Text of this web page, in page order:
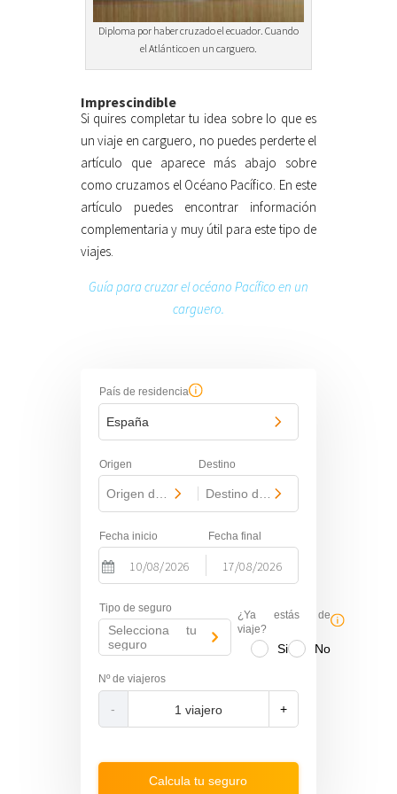
Diploma por haber cruzado el ecuador. Cuando
el Atlántico en un carguero.
Imprescindible
Si quires completar tu idea sobre lo que es
un viaje en carguero, no puedes perderte el
artículo que aparece más abajo sobre
como cruzamos el Océano Pacífico. En este
artículo puedes encontrar información
complementaria y muy útil para este tipo de
viajes.
Guía para cruzar el océano Pacífico en un
carguero.
País de residencia
España
Origen Destino
Origen del viaje Destino del viaje
Fecha inicio Fecha final
a
v
i
g
a
e
v
a
t
e
Nº de viajeros
- +
Tipo de seguro
Selecciona tu
seguro
¿Ya estás de
viaje?
Si No
Calcula tu seguro